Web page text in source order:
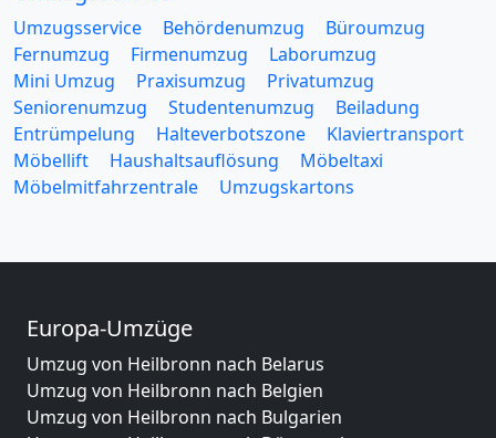
Umzugsservice Behördenumzug
Büroumzug
Fernumzug
Firmenumzug
Laborumzug
Mini Umzug
Praxisumzug
Privatumzug
Seniorenumzug
Studentenumzug
Beiladung
Entrümpelung
Halteverbotszone
Klaviertransport
Möbellift
Haushaltsauflösung
Möbeltaxi
Möbelmitfahrzentrale
Umzugskartons
Europa-Umzüge
Umzug von Heilbronn nach Belarus
Umzug von Heilbronn nach Belgien
Umzug von Heilbronn nach Bulgarien